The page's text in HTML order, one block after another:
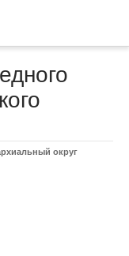
округ